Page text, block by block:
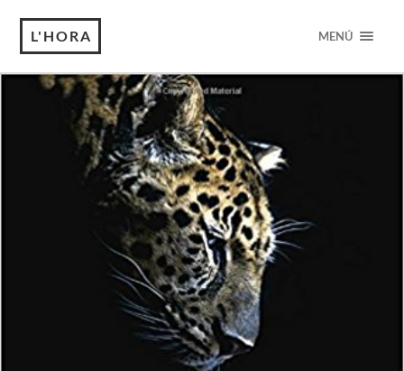
L'HORA MENÚ